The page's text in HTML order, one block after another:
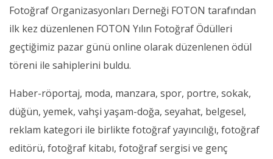
Fotoğraf Organizasyonları Derneği FOTON tarafından
ilk kez düzenlenen FOTON Yılın Fotoğraf Ödülleri
geçtiğimiz pazar günü online olarak düzenlenen ödül
töreni ile sahiplerini buldu.
Haber-röportaj, moda, manzara, spor, portre, sokak,
düğün, yemek, vahşi yaşam-doğa, seyahat, belgesel,
reklam kategori ile birlikte fotoğraf yayıncılığı, fotoğraf
editörü, fotoğraf kitabı, fotoğraf sergisi ve genç